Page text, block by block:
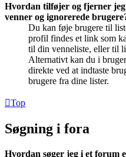
Hvordan tilføjer og fjerner
venner og ignorerede
Du kan føje brugere til
profil findes et link som
til din venneliste, eller til
Alternativt kan du i
direkte ved at indtaste
brugere fra dine lister.
Top
Søgning i fora
Hvordan søger jeg i et forum